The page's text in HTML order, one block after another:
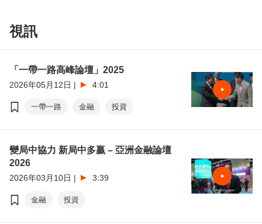
視訊
「一帶一路高峰論壇」2025
2026年05月12日 | 4:01
一帶一路 金融 投資
變局中協力 新局中多贏 – 亞洲金融論壇
2026
2026年03月10日 | 3:39
金融 投資